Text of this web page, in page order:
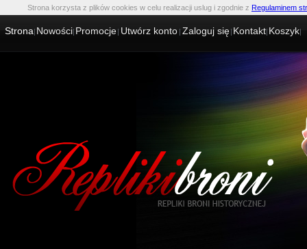
Strona korzysta z plików cookies w celu realizacji uslug i zgodnie z Regulaminem
Strona Nowości Promocje Utwórz konto Zaloguj się Kontakt Koszyk